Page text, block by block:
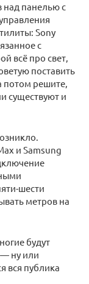
над панелью с
Sony
с
всё про свет,
поставить
потом решите,
существуют и
и Samsung
шести
метров на
будут
— ну или
вся публика